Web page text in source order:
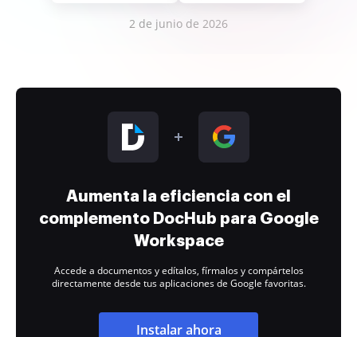
2 de junio de 2026
Aumenta la eficiencia con el
complemento DocHub para Google
Workspace
Accede a documentos y edítalos, fírmalos y compártelos
directamente desde tus aplicaciones de Google favoritas.
Instalar ahora